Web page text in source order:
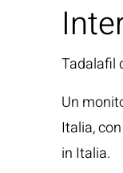
Tadalafil
Un
Italia,
in Italia.